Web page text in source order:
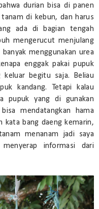
durian bisa di panen
di kebun, dan harus
ada di bagian tengah
mengerucut menjulang
menggunakan urea
enggak pakai pupuk
keluar begitu saja. Beliau
kandang. Tetapi kalau
pupuk yang di gunakan
mendatangkan hama
kata bang daeng kemarin,
menanam jadi saya
informasi dari